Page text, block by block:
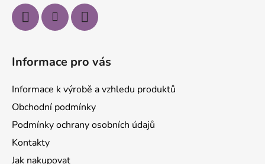
Informace pro vás
Informace k výrobě a vzhledu produktů
Obchodní podmínky
Podmínky ochrany osobních údajů
Kontakty
Jak nakupovat